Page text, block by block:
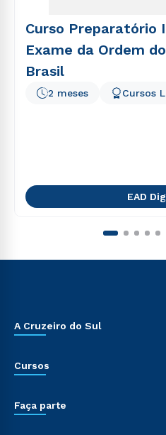
Curso Preparatório
Exame da Ordem
Brasil
2 meses Cursos
EAD
A Cruzeiro do Sul
Cursos
Faça parte